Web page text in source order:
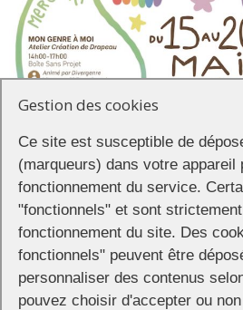
Gestion des cookies
Ce site est susceptible de
(marqueurs) dans votre appareil
fonctionnement du service.
"fonctionnels" et sont
fonctionnement du site. Des
fonctionnels" peuvent être
personnaliser des contenus
pouvez choisir d'accepter ou